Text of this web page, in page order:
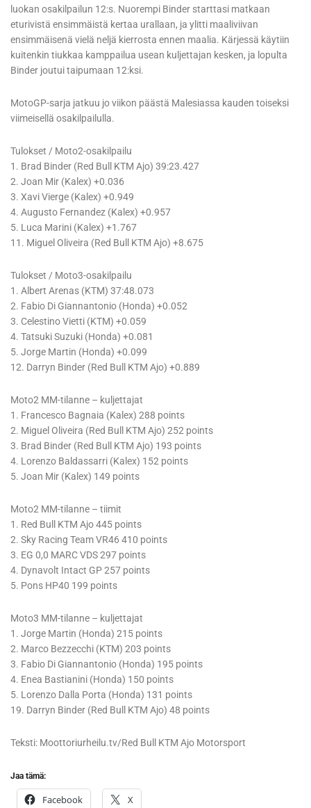
luokan osakilpailun 12:s. Nuorempi Binder starttasi matkaan
eturivistä ensimmäistä kertaa urallaan, ja ylitti maaliviivan
ensimmäisenä vielä neljä kierrosta ennen maalia. Kärjessä käytiin
kuitenkin tiukkaa kamppailua usean kuljettajan kesken, ja lopulta
Binder joutui taipumaan 12:ksi.
MotoGP-sarja jatkuu jo viikon päästä Malesiassa kauden toiseksi
viimeisellä osakilpailulla.
Tulokset / Moto2-osakilpailu
1. Brad Binder (Red Bull KTM Ajo) 39:23.427
2. Joan Mir (Kalex) +0.036
3. Xavi Vierge (Kalex) +0.949
4. Augusto Fernandez (Kalex) +0.957
5. Luca Marini (Kalex) +1.767
11. Miguel Oliveira (Red Bull KTM Ajo) +8.675
Tulokset / Moto3-osakilpailu
1. Albert Arenas (KTM) 37:48.073
2. Fabio Di Giannantonio (Honda) +0.052
3. Celestino Vietti (KTM) +0.059
4. Tatsuki Suzuki (Honda) +0.081
5. Jorge Martin (Honda) +0.099
12. Darryn Binder (Red Bull KTM Ajo) +0.889
Moto2 MM-tilanne – kuljettajat
1. Francesco Bagnaia (Kalex) 288 points
2. Miguel Oliveira (Red Bull KTM Ajo) 252 points
3. Brad Binder (Red Bull KTM Ajo) 193 points
4. Lorenzo Baldassarri (Kalex) 152 points
5. Joan Mir (Kalex) 149 points
Moto2 MM-tilanne – tiimit
1. Red Bull KTM Ajo 445 points
2. Sky Racing Team VR46 410 points
3. EG 0,0 MARC VDS 297 points
4. Dynavolt Intact GP 257 points
5. Pons HP40 199 points
Moto3 MM-tilanne – kuljettajat
1. Jorge Martin (Honda) 215 points
2. Marco Bezzecchi (KTM) 203 points
3. Fabio Di Giannantonio (Honda) 195 points
4. Enea Bastianini (Honda) 150 points
5. Lorenzo Dalla Porta (Honda) 131 points
19. Darryn Binder (Red Bull KTM Ajo) 48 points
Teksti: Moottoriurheilu.tv/Red Bull KTM Ajo Motorsport
Jaa tämä:
Facebook X